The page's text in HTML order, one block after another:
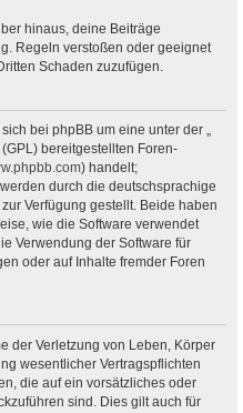
hinaus, deine Beiträge
Regeln verstoßen oder geeignet
Schaden zuzufügen.
bei phpBB um eine unter der „
(GPL) bereitgestellten Foren-
) handelt;
durch die deutschsprachige
zur Verfügung gestellt. Beide haben
wie die Software verwendet
Verwendung der Software für
oder auf Inhalte fremder Foren
der Verletzung von Leben, Körper
wesentlicher Vertragspflichten
die auf ein vorsätzliches oder
sind. Dies gilt auch für